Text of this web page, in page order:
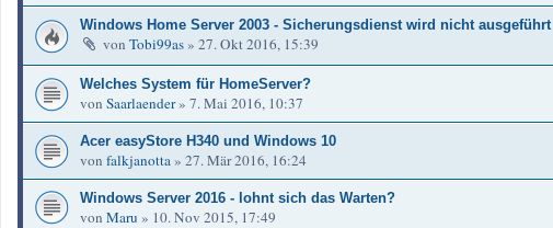
Windows Home Server 2003 - Sicherungsdienst wird nicht ausgeführt
von Tobi99as» 27. Okt 2016, 15:39
Welches System für HomeServer?
von Saarlaender» 7. Mai 2016, 10:37
Acer easyStore H340 und Windows 10
von falkjanotta» 27. Mär 2016, 16:24
Windows Server 2016 - lohnt sich das Warten?
von Maru » 10. Nov 2015, 17:49